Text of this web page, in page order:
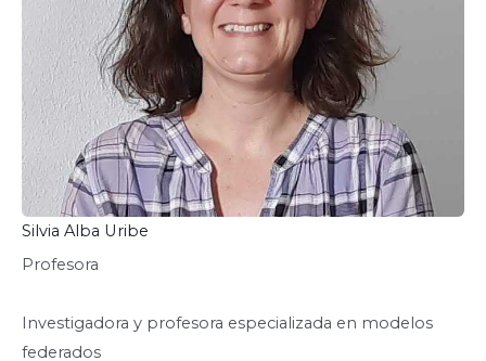
Silvia Alba Uribe
Profesora
Investigadora y profesora especializada en modelos
federados